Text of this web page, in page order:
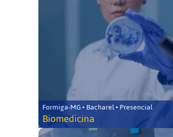
Formiga-MG • Bacharel • Presencial
Biomedicina